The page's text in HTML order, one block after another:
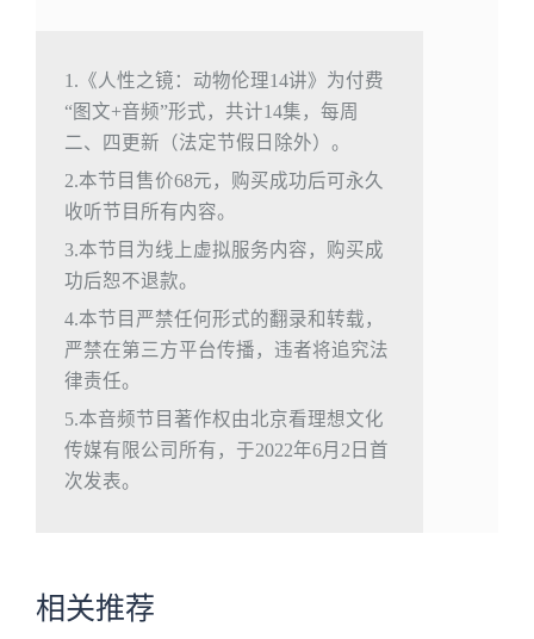
1.《人性之镜：动物伦理14讲》为付费
“图文+音频”形式，共计14集，每周
二、四更新（法定节假日除外）。
2.本节目售价68元，购买成功后可永久
收听节目所有内容。
3.本节目为线上虚拟服务内容，购买成
功后恕不退款。
4.本节目严禁任何形式的翻录和转载，
严禁在第三方平台传播，违者将追究法
律责任。
5.本音频节目著作权由北京看理想文化
传媒有限公司所有，于2022年6月2日首
次发表。
相关推荐